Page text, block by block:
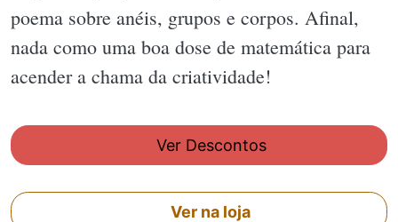
poema sobre anéis, grupos e corpos. Afinal,
nada como uma boa dose de matemática para
acender a chama da criatividade!
Ver Descontos
Ver na loja